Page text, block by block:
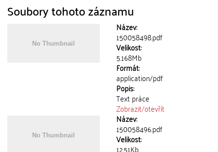
Soubory tohoto záznamu
Název:
150058498.pdf
Velikost:
5.168Mb
Formát:
application/pdf
Popis:
Text práce
Zobrazit/otevřít
Název:
150058496.pdf
Velikost:
12.51Kb